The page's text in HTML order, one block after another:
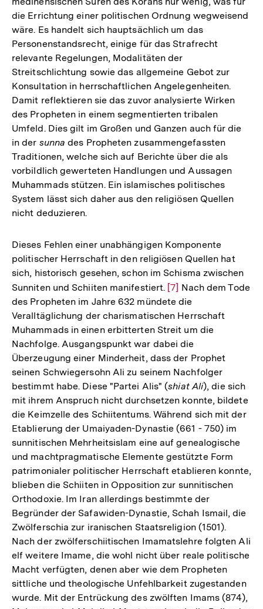
die Errichtung einer politischen Ordnung wegweisend
wäre. Es handelt sich hauptsächlich um das
Personenstandsrecht, einige für das Strafrecht
relevante Regelungen, Modalitäten der
Streitschlichtung sowie das allgemeine Gebot zur
Konsultation in herrschaftlichen Angelegenheiten.
Damit reflektieren sie das zuvor analysierte Wirken
des Propheten in einem segmentierten tribalen
Umfeld. Dies gilt im Großen und Ganzen auch für die
in der sunna des Propheten zusammengefassten
Traditionen, welche sich auf Berichte über die als
vorbildlich gewerteten Handlungen und Aussagen
Muhammads stützen. Ein islamisches politisches
System lässt sich daher aus den religiösen Quellen
nicht deduzieren.
Dieses Fehlen einer unabhängigen Komponente
politischer Herrschaft in den religiösen Quellen hat
sich, historisch gesehen, schon im Schisma zwischen
Sunniten und Schiiten manifestiert. Zur
Auflösung
der
Fußnote
[7] Nach dem Tode
des Propheten im Jahre 632 mündete die
Veralltäglichung der charismatischen Herrschaft
Muhammads in einen erbitterten Streit um die
Nachfolge. Ausgangspunkt war dabei die
Überzeugung einer Minderheit, dass der Prophet
seinen Schwiegersohn Ali zu seinem Nachfolger
bestimmt habe. Diese "Partei Alis" (shiat Ali), die sich
mit ihrem Anspruch nicht durchsetzen konnte, bildete
die Keimzelle des Schiitentums. Während sich mit der
Etablierung der Umaiyaden-Dynastie (661 - 750) im
sunnitischen Mehrheitsislam eine auf genealogische
und machtpragmatische Elemente gestützte Form
patrimonialer politischer Herrschaft etablieren konnte,
blieben die Schiiten in Opposition zur sunnitischen
Orthodoxie. Im Iran allerdings bestimmte der
Begründer der Safawiden-Dynastie, Schah Ismail, die
Zwölferschia zur iranischen Staatsreligion (1501).
Nach der zwölferschiitischen Imamatslehre folgten Ali
elf weitere Imame, die wohl nicht über reale politische
Macht verfügten, denen aber wie dem Propheten
sittliche und theologische Unfehlbarkeit zugestanden
wurde. Mit der Entrückung des zwölften Imams (874),